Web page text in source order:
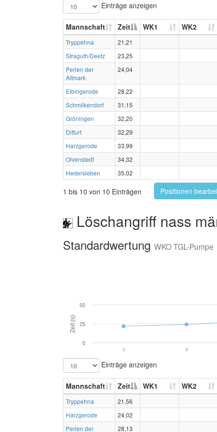
Einträge anzeigen
Mannschaft Zeit WK1 WK2
Tryppehna
21,21
Straguth/Deetz
23,25
Perlen der
Altmark
24,04
Elbingerode
28,22
Schmilkendorf
31,15
Gröningen
32,20
Ditfurt
32,29
Harzgerode
33,99
Olvenstedt
34,32
Hedersleben
35,02
1 bis 10 von 10 Einträgen Positionen
Löschangriff nass
Standardwertung WKO TGL-Pumpe
Zeit (s)
1. 2.
0
25
50
Einträge anzeigen
Mannschaft Zeit WK1 WK2
Tryppehna
21,56
Harzgerode
24,02
Perlen der
28,13